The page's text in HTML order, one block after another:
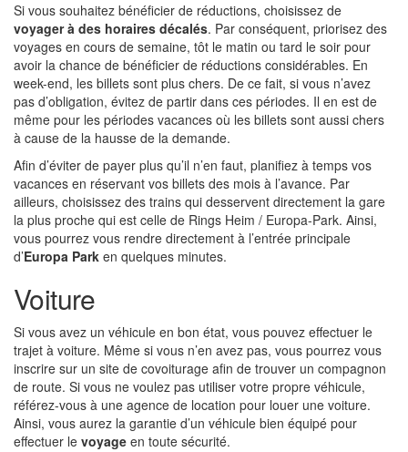
Si vous souhaitez bénéficier de réductions, choisissez de
voyager à des horaires décalés. Par conséquent, priorisez des
voyages en cours de semaine, tôt le matin ou tard le soir pour
avoir la chance de bénéficier de réductions considérables. En
week-end, les billets sont plus chers. De ce fait, si vous n’avez
pas d’obligation, évitez de partir dans ces périodes. Il en est de
même pour les périodes vacances où les billets sont aussi chers
à cause de la hausse de la demande.
Afin d’éviter de payer plus qu’il n’en faut, planifiez à temps vos
vacances en réservant vos billets des mois à l’avance. Par
ailleurs, choisissez des trains qui desservent directement la gare
la plus proche qui est celle de Rings Heim / Europa-Park. Ainsi,
vous pourrez vous rendre directement à l’entrée principale
d’Europa Park en quelques minutes.
Voiture
Si vous avez un véhicule en bon état, vous pouvez effectuer le
trajet à voiture. Même si vous n’en avez pas, vous pourrez vous
inscrire sur un site de covoiturage afin de trouver un compagnon
de route. Si vous ne voulez pas utiliser votre propre véhicule,
référez-vous à une agence de location pour louer une voiture.
Ainsi, vous aurez la garantie d’un véhicule bien équipé pour
effectuer le voyage en toute sécurité.